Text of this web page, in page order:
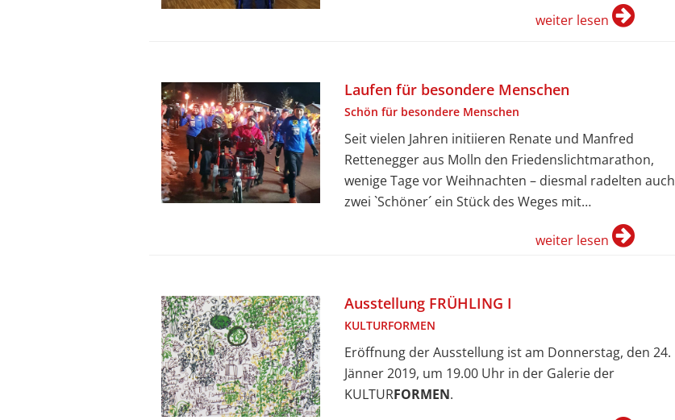
weiter lesen
Laufen für besondere Menschen
Schön für besondere Menschen
Seit vielen Jahren initiieren Renate und Manfred
Rettenegger aus Molln den Friedenslichtmarathon,
wenige Tage vor Weihnachten – diesmal radelten auch
zwei `Schöner´ ein Stück des Weges mit…
weiter lesen
Ausstellung FRÜHLING I
KULTURFORMEN
Eröffnung der Ausstellung ist am Donnerstag, den 24.
Jänner 2019, um 19.00 Uhr in der Galerie der
KULTURFORMEN.